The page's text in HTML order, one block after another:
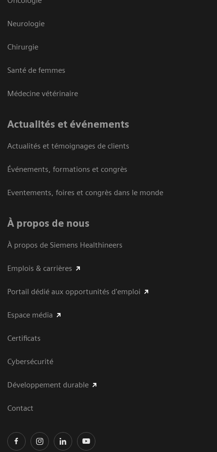
Neurologie
Chirurgie
Santé de femmes
Médecine vétérinaire
Actualités et événements
Actualités et témoignages de clients
Événements, formations et congrès
Eventements, foires et congrès dans le monde
À propos de nous
À propos de Siemens Healthineers
Emplois & carrières
Portail dédié aux opportunités d'emploi
Espace média
Certificats
Cybersécurité
Développement durable
Contact